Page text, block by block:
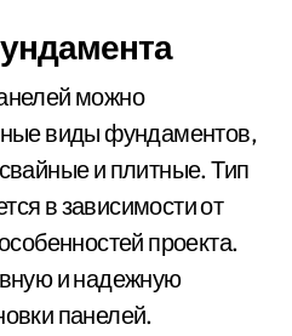
можно
виды фундаментов,
и плитные. Тип
в зависимости от
проекта.
и надежную
панелей.